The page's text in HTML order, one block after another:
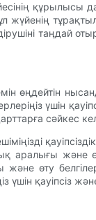
құрылысы
таңдай
өңдейтін
үшін
сәйкес
аралығы және
өту
үшін қауіпсіз